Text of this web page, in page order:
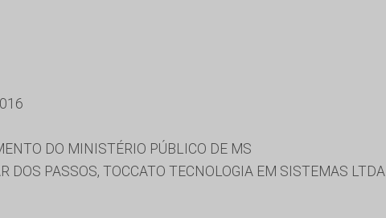
DO MINISTÉRIO PÚBLICO DE MS
DOS PASSOS, TOCCATO TECNOLOGIA EM SISTEMAS LTDA